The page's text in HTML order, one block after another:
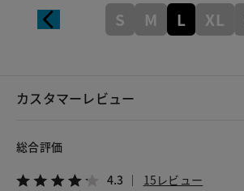
S M L XL
カスタマーレビュー
総合評価
4.3 15レビュー